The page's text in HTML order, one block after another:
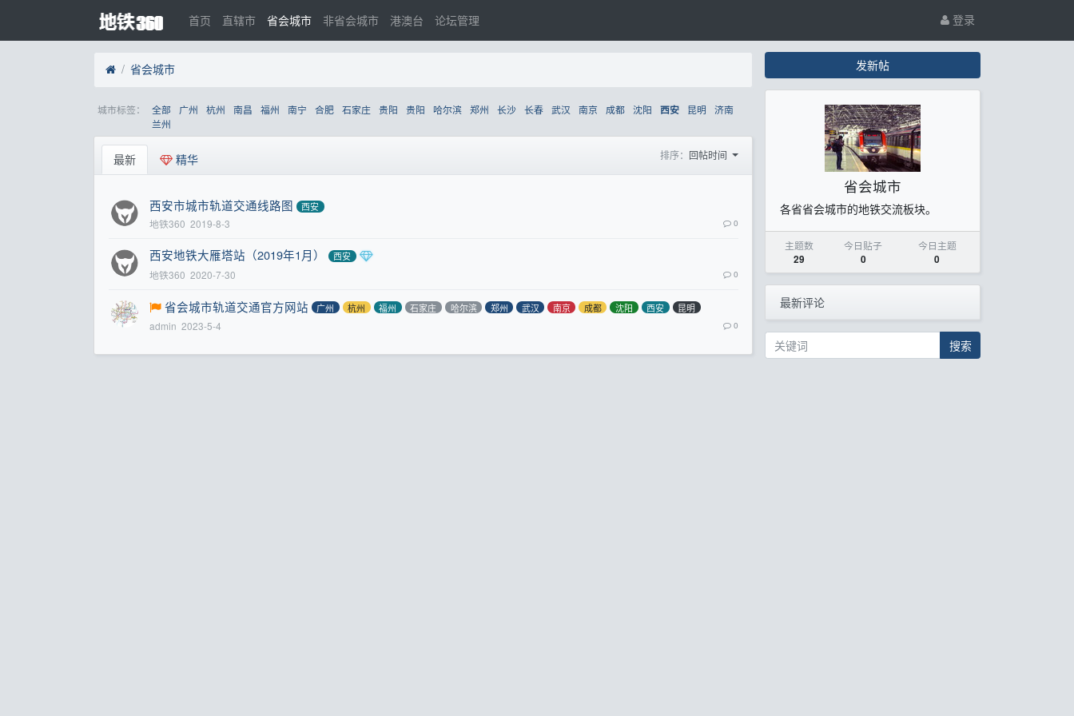
首页 直辖市 省会城市 非省会城市 港澳台 论坛管理 登录
省会城市
城市标签： 全部 广州 杭州 南昌 福州 南宁 合肥 石家庄 贵阳 贵阳 哈尔滨 郑州 长沙 长春 武汉 南京 成都 沈阳 西安 昆明
济南
兰州
最新 精华 排序： 回帖时间
西安市城市轨道交通线路图 西安
地铁360 2019-8-3 0
西安地铁大雁塔站（2019年1月） 西安
地铁360 2020-7-30 0
省会城市轨道交通官方网站 广州 杭州 福州 石家庄 哈尔滨 郑州 武汉 南京 成都 沈阳 西安 昆明
admin 2023-5-4 0
发新帖
省会城市
各省省会城市的地铁交流板块。
主题数
29
今日贴子
0
今日主题
0
最新评论
搜索